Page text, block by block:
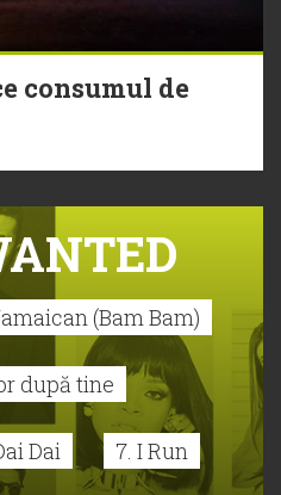
consumul de
(Bam Bam)
după tine
Dai 7. I Run